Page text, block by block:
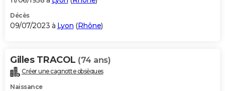
Décès
09/07/2023 à Lyon (Rhône)
Gilles TRACOL (74 ans)
Créer une cagnotte obsèques
Naissance